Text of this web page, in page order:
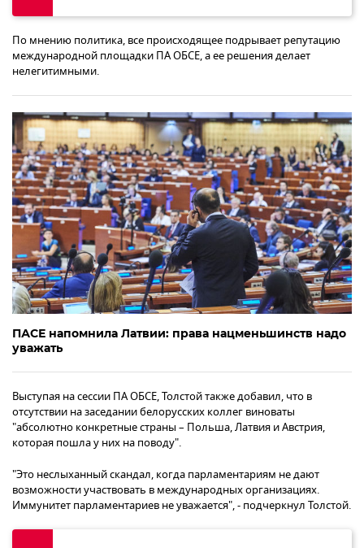
По мнению политика, все происходящее подрывает репутацию
международной площадки ПА ОБСЕ, а ее решения делает
нелегитимными.
ПАСЕ напомнила Латвии: права нацменьшинств надо
уважать
Выступая на сессии ПА ОБСЕ, Толстой также добавил, что в
отсутствии на заседании белорусских коллег виноваты
"абсолютно конкретные страны – Польша, Латвия и Австрия,
которая пошла у них на поводу".
"Это неслыханный скандал, когда парламентариям не дают
возможности участвовать в международных организациях.
Иммунитет парламентариев не уважается", - подчеркнул Толстой.